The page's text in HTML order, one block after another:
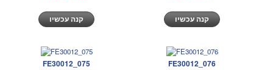
FE30012_075 FE30012_076